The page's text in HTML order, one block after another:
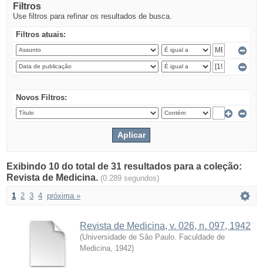
Filtros
Use filtros para refinar os resultados de busca.
Filtros atuais:
Novos Filtros:
Exibindo 10 do total de 31 resultados para a coleção:
Revista de Medicina. (0.289 segundos)
1 2 3 4 próxima »
Revista de Medicina, v. 026, n. 097, 1942
(Universidade de São Paulo. Faculdade de
Medicina 1942)